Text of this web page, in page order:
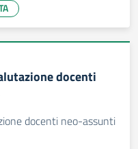
docenti
docenti neo-assunti